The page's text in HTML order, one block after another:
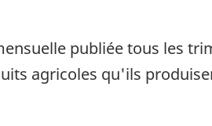
publiée tous les
agricoles qu'ils